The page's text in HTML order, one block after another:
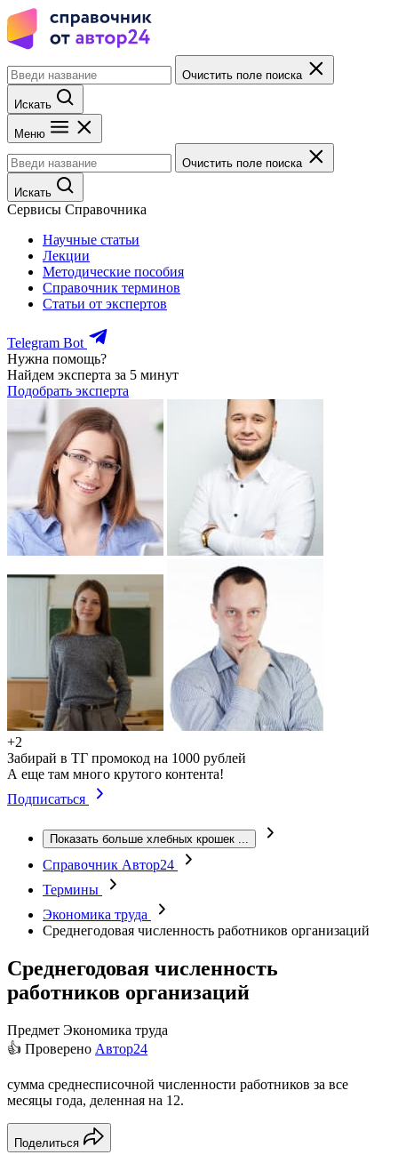
Очистить поле поиска
Искать
Меню
Очистить поле поиска
Искать
Сервисы Справочника
Научные статьи
Лекции
Методические пособия
Справочник терминов
Статьи от экспертов
Telegram Bot
Нужна помощь?
Найдем эксперта за 5 минут
Подобрать эксперта
+2
Забирай в ТГ промокод на 1000 рублей
А еще там много крутого контента!
Подписаться
Показать больше хлебных крошек ...
Справочник Автор24
Термины
Экономика труда
Среднегодовая численность работников организаций
Среднегодовая численность
работников организаций
Предмет Экономика труда
👍 Проверено Автор24
сумма среднесписочной численности работников за все
месяцы года, деленная на 12.
Поделиться